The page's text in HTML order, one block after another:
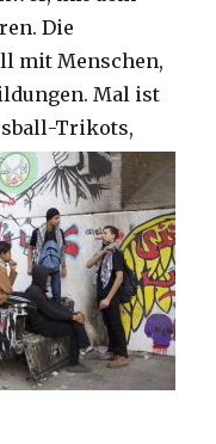
Die
mit Menschen,
Mal ist
-Trikots,